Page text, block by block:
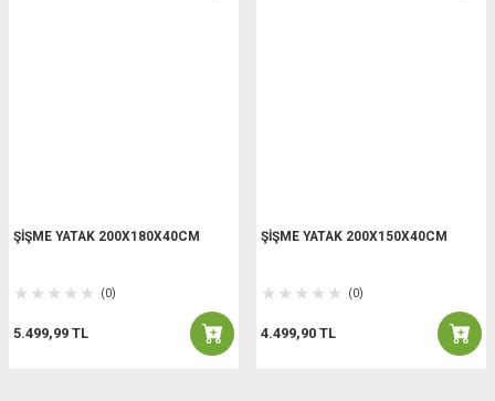
ŞİŞME YATAK 200X180X40CM
(0)
5.499,99 TL
ŞİŞME YATAK 200X150X40CM
(0)
4.499,90 TL